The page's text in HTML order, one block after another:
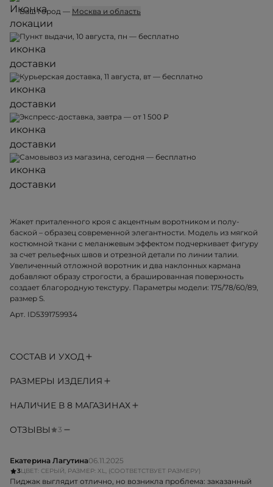
Ваш город — Москва и область
Пункт выдачи, 10 августа, пн — бесплатно
Курьерская доставка, 11 августа, вт — бесплатно
Экспресс-доставка, завтра — от 1 500 ₽
Самовывоз из магазина, сегодня — бесплатно
Жакет приталенного кроя с акцентным воротником и полу-
баской – образец современной элегантности. Модель из мягкой
костюмной ткани с меланжевым эффектом подчеркивает фигуру
за счет рельефных швов и отрезной детали по линии талии.
Увеличенный отложной воротник и два наклонных кармана
добавляют образу строгости, а брашированная поверхность
создает благородную текстуру. Параметры модели: 175/78/60/89,
размер S.
Арт. ID5391759934
СОСТАВ И УХОД
РАЗМЕРЫ ИЗДЕЛИЯ
НАЛИЧИЕ В 8 МАГАЗИНАХ
ОТЗЫВЫ 3
Екатерина Лагутина06.11.2025
3ЦВЕТ: СЕРЫЙ, РАЗМЕР: XL, (СООТВЕТСТВУЕТ РАЗМЕРУ)
Пиджак выглядит отлично, но возникла проблема: заказанный